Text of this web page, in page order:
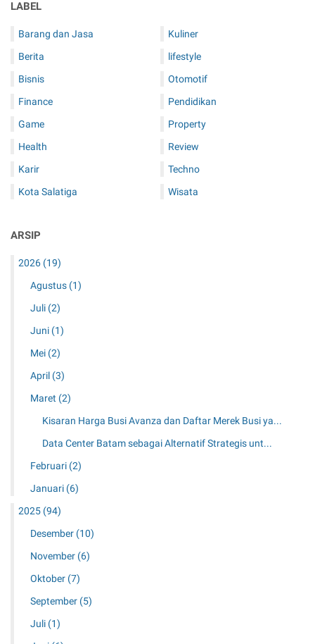
LABEL
Barang dan Jasa
Berita
Bisnis
Finance
Game
Health
Karir
Kota Salatiga
Kuliner
lifestyle
Otomotif
Pendidikan
Property
Review
Techno
Wisata
ARSIP
2026 (19)
Agustus (1)
Juli (2)
Juni (1)
Mei (2)
April (3)
Maret (2)
Kisaran Harga Busi Avanza dan Daftar Merek Busi ya...
Data Center Batam sebagai Alternatif Strategis unt...
Februari (2)
Januari (6)
2025 (94)
Desember (10)
November (6)
Oktober (7)
September (5)
Juli (1)